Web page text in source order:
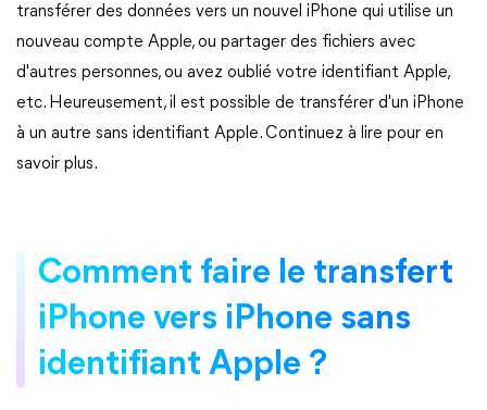
transférer des données vers un nouvel iPhone qui utilise un
nouveau compte Apple, ou partager des fichiers avec
d'autres personnes, ou avez oublié votre identifiant Apple,
etc. Heureusement, il est possible de transférer d'un iPhone
à un autre sans identifiant Apple. Continuez à lire pour en
savoir plus.
Comment faire le transfert
iPhone vers iPhone sans
identifiant Apple ?